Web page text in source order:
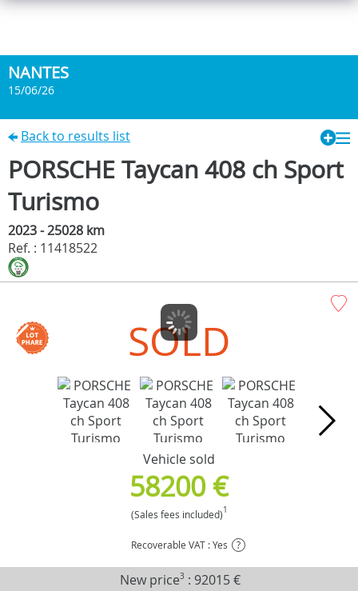
NANTES
15/06/26
Back to results list
PORSCHE Taycan 408 ch Sport
Turismo
2023 - 25028 km
Ref. : 11418522
SOLD
Vehicle sold
58200 €
(Sales fees included)1
Recoverable VAT : Yes ?
New price3 : 92015 €